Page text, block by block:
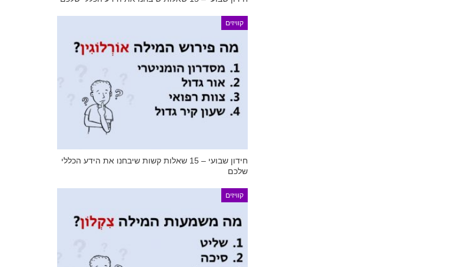
קוויזים
חידון שבועי – 15 שאלות קשות שיבחנו את הידע הכללי
שלכם
קוויזים